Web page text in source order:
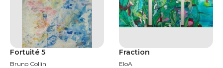
Fortuité 5
Bruno Collin
Fraction
EloA